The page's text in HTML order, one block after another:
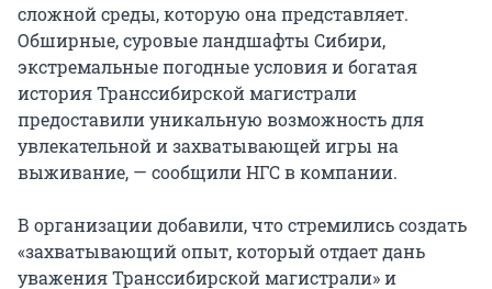
сложной среды, которую она представляет.
Обширные, суровые ландшафты Сибири,
экстремальные погодные условия и богатая
история Транссибирской магистрали
предоставили уникальную возможность для
увлекательной и захватывающей игры на
выживание, — сообщили НГС в компании.
В организации добавили, что стремились создать
«захватывающий опыт, который отдает дань
уважения Транссибирской магистрали» и